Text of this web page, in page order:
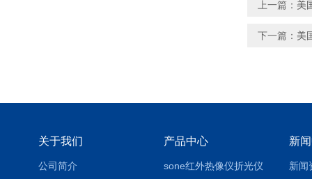
上一篇： 美
下一篇： 美
关于我们
公司简介
产品中心
sone红外热像仪折光仪
新
新闻